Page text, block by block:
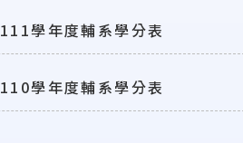
111學年度輔系學分表
110學年度輔系學分表